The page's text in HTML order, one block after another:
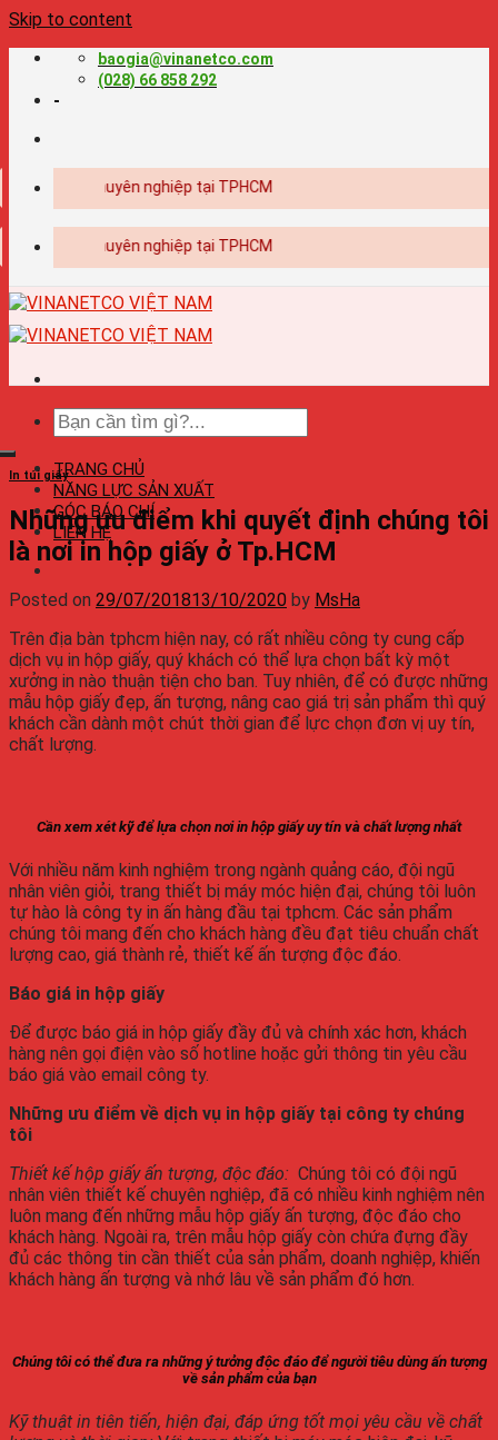
Skip to content
baogia@vinanetco.com
(028) 66 858 292
-
ấn chuyên nghiệp tại TPHCM
ấn chuyên nghiệp tại TPHCM
TRANG CHỦ
NĂNG LỰC SẢN XUẤT
GÓC BÁO CHÍ
LIÊN HỆ
In túi giấy
Những ưu điểm khi quyết định chúng tôi
là nơi in hộp giấy ở Tp.HCM
Posted on 29/07/201813/10/2020 by MsHa
Trên địa bàn tphcm hiện nay, có rất nhiều công ty cung cấp
dịch vụ in hộp giấy, quý khách có thể lựa chọn bất kỳ một
xưởng in nào thuận tiện cho ban. Tuy nhiên, để có được những
mẫu hộp giấy đẹp, ấn tượng, nâng cao giá trị sản phẩm thì quý
khách cần dành một chút thời gian để lực chọn đơn vị uy tín,
chất lượng.
Cần xem xét kỹ để lựa chọn nơi in hộp giấy uy tín và chất lượng nhất
Với nhiều năm kinh nghiệm trong ngành quảng cáo, đội ngũ
nhân viên giỏi, trang thiết bị máy móc hiện đại, chúng tôi luôn
tự hào là công ty in ấn hàng đầu tại tphcm. Các sản phẩm
chúng tôi mang đến cho khách hàng đều đạt tiêu chuẩn chất
lượng cao, giá thành rẻ, thiết kế ấn tượng độc đáo.
Báo giá in hộp giấy
Để được báo giá in hộp giấy đầy đủ và chính xác hơn, khách
hàng nên gọi điện vào số hotline hoặc gửi thông tin yêu cầu
báo giá vào email công ty.
Những ưu điểm về dịch vụ in hộp giấy tại công ty chúng
tôi
Thiết kế hộp giấy ấn tượng, độc đáo: Chúng tôi có đội ngũ
nhân viên thiết kế chuyên nghiệp, đã có nhiều kinh nghiệm nên
luôn mang đến những mẫu hộp giấy ấn tượng, độc đáo cho
khách hàng. Ngoài ra, trên mẫu hộp giấy còn chứa đựng đầy
đủ các thông tin cần thiết của sản phẩm, doanh nghiệp, khiến
khách hàng ấn tượng và nhớ lâu về sản phẩm đó hơn.
Chúng tôi có thể đưa ra những ý tưởng độc đáo để người tiêu dùng ấn tượng
về sản phẩm của bạn
Kỹ thuật in tiên tiến, hiện đại, đáp ứng tốt mọi yêu cầu về chất